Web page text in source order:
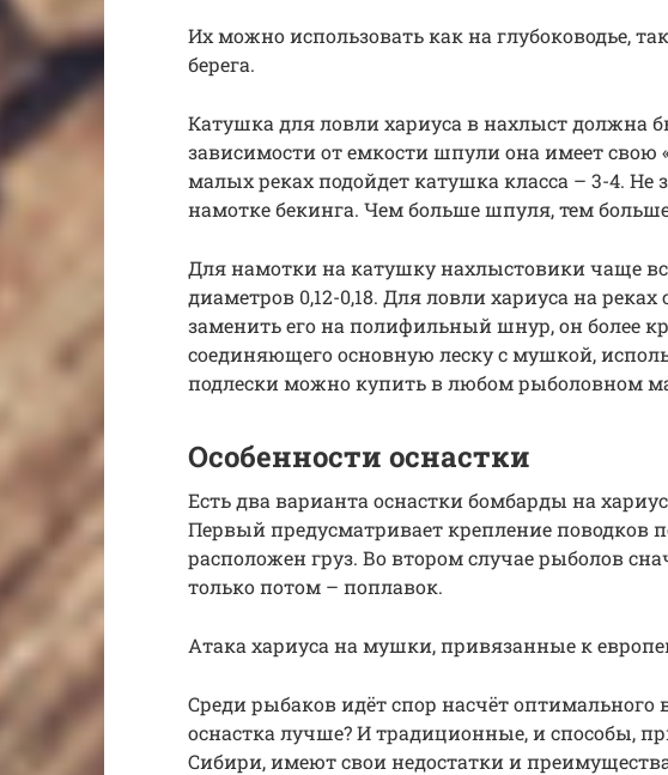
Их можно использовать как на глубоководье,
берега.
Катушка для ловли хариуса в нахлыст должна
зависимости от емкости шпули она имеет свою
малых реках подойдет катушка класса – 3-4. Не
намотке бекинга. Чем больше шпуля, тем
Для намотки на катушку нахлыстовики чаще
диаметров 0,12-0,18. Для ловли хариуса на
заменить его на полифильный шнур, он более
соединяющего основную леску с мушкой,
подлески можно купить в любом рыболовном
Особенности оснастки
Есть два варианта оснастки бомбарды на
Первый предусматривает крепление поводков
расположен груз. Во втором случае рыболов
только потом – поплавок.
Атака хариуса на мушки, привязанные к
Среди рыбаков идёт спор насчёт оптимального
оснастка лучше? И традиционные, и способы,
Сибири, имеют свои недостатки и